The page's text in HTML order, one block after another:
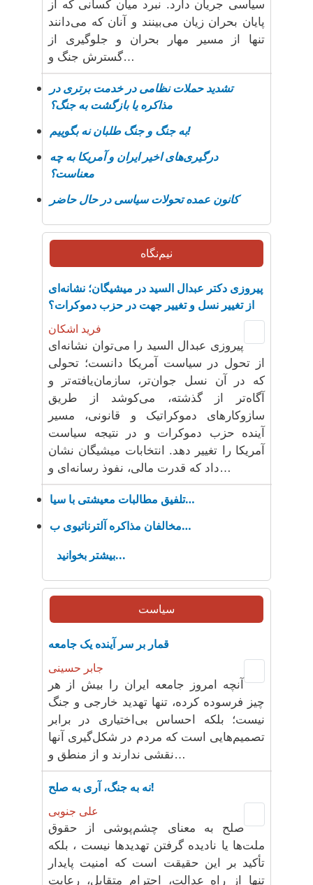
سیاسی جریان دارد. نبرد میان کسانی که از
پایان بحران زیان می‌بینند و آنان که می‌دانند
تنها از مسیر مهار بحران و جلوگیری از
گسترش جنگ و…
تشدید حملات نظامی در خدمت برتری در
مذاکره یا بازگشت به جنگ؟
بە جنگ و جنگ طلبان نە بگوییم!
درگیری‌های اخیر ایران و آمریکا به چه
معناست؟
کانون عمده تحولات سیاسی در حال حاضر
نیم‌نگاه
پیروزی دکتر عبدال السید در میشیگان؛ نشانه‌ای
از تغییر نسل و تغییر جهت در حزب دموکرات؟
فرید اشکان
پیروزی عبدال السید را می‌توان نشانه‌ای
از تحول در سیاست آمریکا دانست؛ تحولی
که در آن نسل جوان‌تر، سازمان‌یافته‌تر و
آگاه‌تر از گذشته، می‌کوشد از طریق
سازوکارهای دموکراتیک و قانونی، مسیر
آینده حزب دموکرات و در نتیجه سیاست
آمریکا را تغییر دهد. انتخابات میشیگان نشان
داد که قدرت مالی، نفوذ رسانه‌ای و…
تلفیق مطالبات معیشتی با سیا…
مخالفان مذاکرە آلترناتیوی ب…
بیشتر بخوانید...
سیاست
قمار بر سر آینده یک جامعه
جابر حسینی
آنچه امروز جامعه ایران را بیش از هر
چیز فرسوده کرده، تنها تهدید خارجی و جنگ
نیست؛ بلکه احساس بی‌اختیاری در برابر
تصمیم‌هایی است که مردم در شکل‌گیری آنها
نقشی ندارند و از منطق و…
نه به جنگ، آری به صلح!
علی جنوبی
صلح به معنای چشم‌پوشی از حقوق
ملت‌ها یا نادیده گرفتن تهدیدها نیست ، بلکه
تأکید بر این حقیقت است که امنیت پایدار
تنها از راه عدالت، احترام متقابل، رعایت